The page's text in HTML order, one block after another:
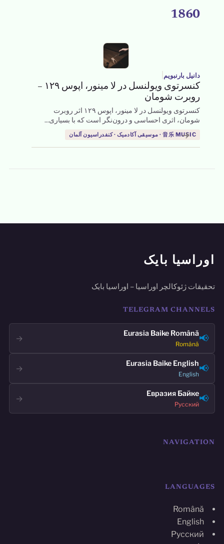
1860
دانیل بارنبویم
کنسرتوی ویولنسل در لا مینور، اپوس ۱۲۹ –
روبرت شومان
کنسرتوی ویولنسل در لا مینور، اپوس ۱۲۹ اثر روبرت
شومان، اثری احساسی و درون‌نگر است که با بسیاری...
音乐 MUSIC · موسیقی آکادمیک · کنفدراسیون آلمان
→
اوراسیا بایک
تحقیقات ژئوکالچر اوراسیا – اوراسیا بایک
TELEGRAM CHANNELS
📢
Eurasia Baike Română
Română
→
📢
Eurasia Baike English
English
→
📢
Евразия Байке
Русский
→
NAVIGATION
LANGUAGES
Română
English
Русский